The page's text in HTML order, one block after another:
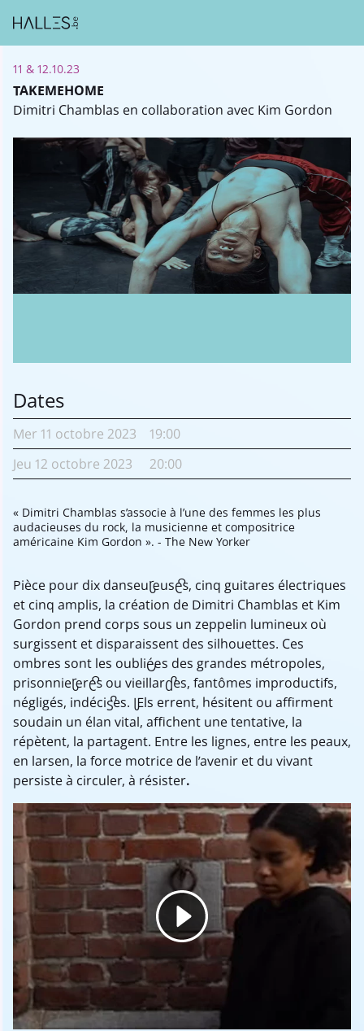
11 & 12.10.23
TAKEMEHOME
Dimitri Chamblas en collaboration avec Kim Gordon
Dates
Mer 11 octobre 2023
19:00
Jeu 12 octobre 2023 20:00
« Dimitri Chamblas s’associe à l’une des femmes les plus
audacieuses du rock, la musicienne et compositrice
américaine Kim Gordon ». - The New Yorker
Pièce pour dix danseur..euse..s, cinq guitares électriques
et cinq amplis, la création de Dimitri Chamblas et Kim
Gordon prend corps sous un zeppelin lumineux où
surgissent et disparaissent des silhouettes. Ces
ombres sont les oublié·es des grandes métropoles,
prisonnier·ere·s ou vieillard·es, fantômes improductifs,
négligés, indécis·es. I..els errent, hésitent ou affirment
soudain un élan vital, affichent une tentative, la
répètent, la partagent. Entre les lignes, entre les peaux,
en larsen, la force motrice de l’avenir et du vivant
persiste à circuler, à résister.